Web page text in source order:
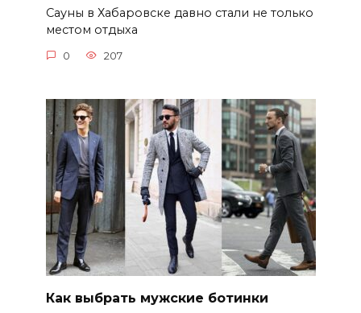
Сауны в Хабаровске давно стали не только
местом отдыха
0 207
Как выбрать мужские ботинки